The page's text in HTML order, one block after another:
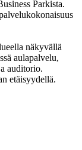
Parkista.
näkyvällä
aulapalvelu,
auditorio.
etäisyydellä.